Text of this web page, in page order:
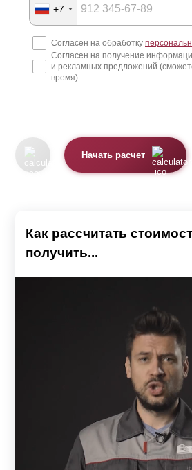
+7
Согласен на обработку
Согласен на получение
и рекламных предложений
время)
Начать расчет
Как рассчитать
получить...